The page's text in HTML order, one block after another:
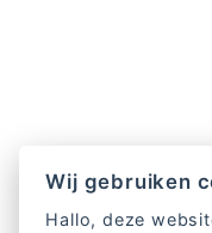
Wij gebruiken
Hallo, deze